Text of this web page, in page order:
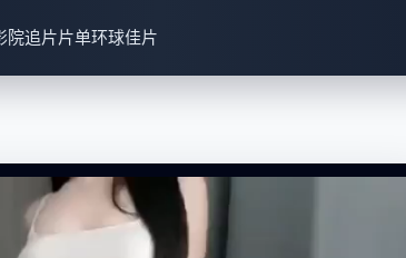
院追片片单环球佳片